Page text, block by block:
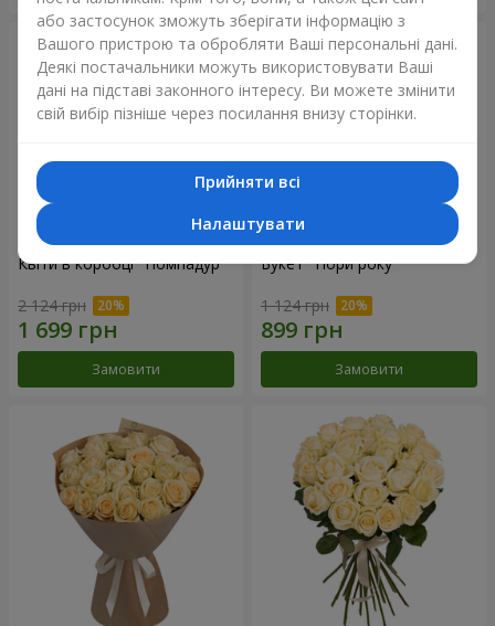
Квіти в коробці "Помпадур"
2 124 грн
Замовити
Букет "Пори року"
1 124 грн
Замовити
або застосунок зможуть зберігати інформацію з
Вашого пристрою та обробляти Ваші персональні дані.
Деякі постачальники можуть використовувати Ваші
дані на підставі законного інтересу. Ви можете змінити
свій вибір пізніше через посилання внизу сторінки.
Прийняти всі
Налаштувати